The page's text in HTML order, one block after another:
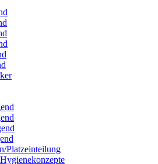
Platzeinteilung